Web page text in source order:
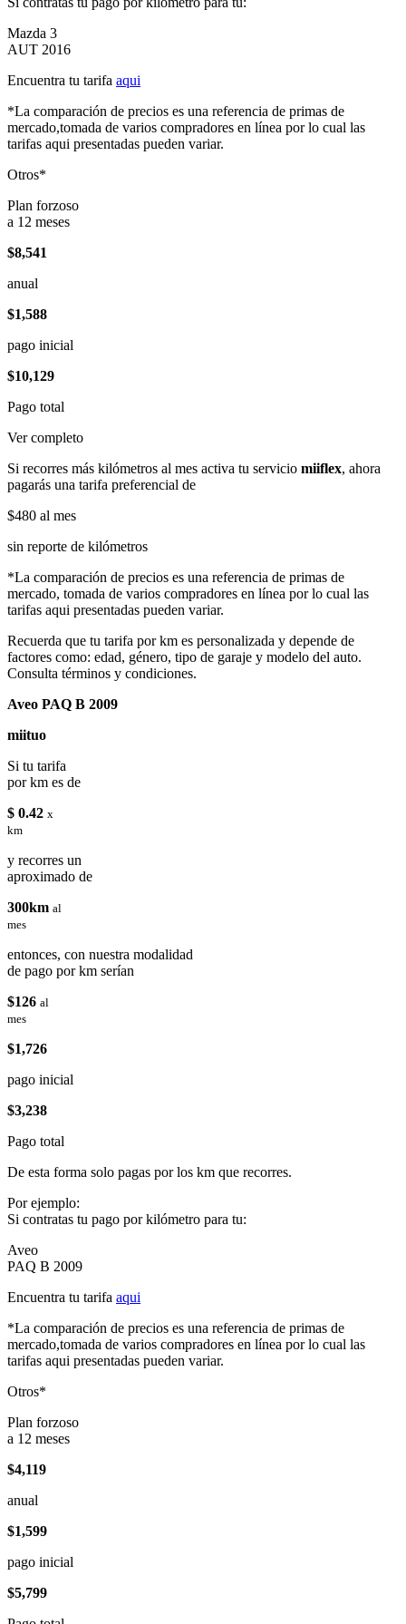
Mazda 3
AUT 2016
Encuentra tu tarifa aqui
*La comparación de precios es una referencia de primas de
mercado,tomada de varios compradores en línea por lo cual las
tarifas aqui presentadas pueden variar.
Otros*
Plan forzoso
a 12 meses
$8,541
anual
$1,588
pago inicial
$10,129
Pago total
Ver completo
Si recorres más kilómetros al mes activa tu servicio miiflex, ahora
pagarás una tarifa preferencial de
$480 al mes
sin reporte de kilómetros
*La comparación de precios es una referencia de primas de
mercado, tomada de varios compradores en línea por lo cual las
tarifas aqui presentadas pueden variar.
Recuerda que tu tarifa por km es personalizada y depende de
factores como: edad, género, tipo de garaje y modelo del auto.
Consulta términos y condiciones.
Aveo PAQ B 2009
miituo
Si tu tarifa
por km es de
$ 0.42 x
km
y recorres un
aproximado de
300km al
mes
entonces, con nuestra modalidad
de pago por km serían
$126 al
mes
$1,726
pago inicial
$3,238
Pago total
De esta forma solo pagas por los km que recorres.
Por ejemplo:
Si contratas tu pago por kilómetro para tu:
Aveo
PAQ B 2009
Encuentra tu tarifa aqui
*La comparación de precios es una referencia de primas de
mercado,tomada de varios compradores en línea por lo cual las
tarifas aqui presentadas pueden variar.
Otros*
Plan forzoso
a 12 meses
$4,119
anual
$1,599
pago inicial
$5,799